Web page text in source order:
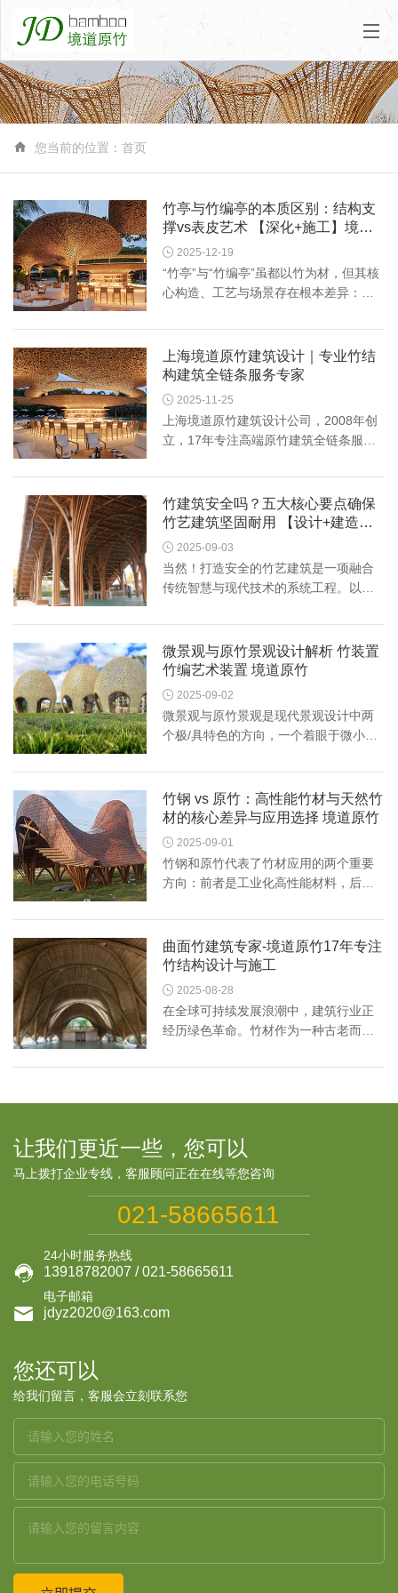
 您当前的位置： 首页
竹亭与竹编亭的本质区别：结构支
撑vs表皮艺术 【深化+施工】境道
原竹
 2025-12-19
“竹亭”与“竹编亭”虽都以竹为材，但其核
心构造、工艺与场景存在根本差异：竹
核心是竹篾的“表皮编织”艺术。 一、核
心对比：五大本质差异 对比维度 竹亭 竹
编亭 核心结构...
上海境道原竹建筑设计｜专业竹结
构建筑全链条服务专家
 2025-11-25
上海境道原竹建筑设计公司，2008年创
立，17年专注高端原竹建筑全链条服务
与可持续解决方案于一体。我们以耐久
性专利技术、现代竹艺美学与全产业链
把控，为文旅地产、政府公建、...
竹建筑安全吗？五大核心要点确保
竹艺建筑坚固耐用 【设计+建造】
境道原竹
 2025-09-03
当然！打造安全的竹艺建筑是一项融合
传统智慧与现代技术的系统工程。以下
本 安全竹建筑的核心是“通过设计抵御荷
载”，而非仅靠材料强度。应尊重竹材特
性：抗拉强、抗压弱、易横...
微景观与原竹景观设计解析 竹装置
竹编艺术装置 境道原竹
 2025-09-02
微景观与原竹景观是现代景观设计中两
个极/具特色的方向，一个着眼于微小尺
生态表达。二者融合，既能体现精巧的
造景艺术，又传递出深厚的自然美学与
文化内涵。一、微景观：方寸...
竹钢 vs 原竹：高性能竹材与天然竹
材的核心差异与应用选择 境道原竹
 2025-09-01
竹钢和原竹代表了竹材应用的两个重要
方向：前者是工业化高性能材料，后者
性能及应用上存在显著差异。一、核心
定义 -原竹材料：经切割、防腐、干燥等
简单处理的天然竹材，保留...
曲面竹建筑专家-境道原竹17年专注
竹结构设计与施工
 2025-08-28
在全球可持续发展浪潮中，建筑行业正
经历绿色革命。竹材作为一种古老而现
筑与环境的认知。“以竹代木”不仅是一句
让我们更近一些，您可以
马上拨打企业专线，客服顾问正在在线等您咨询
021-58665611

24小时服务热线
13918782007 / 021-58665611

电子邮箱
jdyz2020@163.com
您还可以
给我们留言，客服会立刻联系您